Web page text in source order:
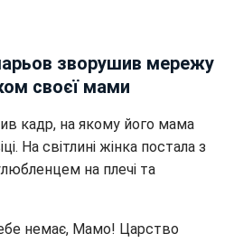
зворушив мережу
своєї мами
кадр, на якому його мама
На світлині жінка постала з
на плечі та
немає, Мамо! Царство